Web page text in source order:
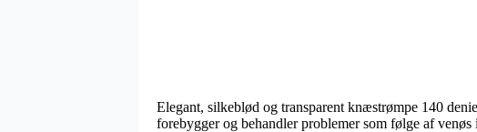
Elegant, silkeblød og transparent knæstrømpe 140
forebygger og behandler problemer som følge af